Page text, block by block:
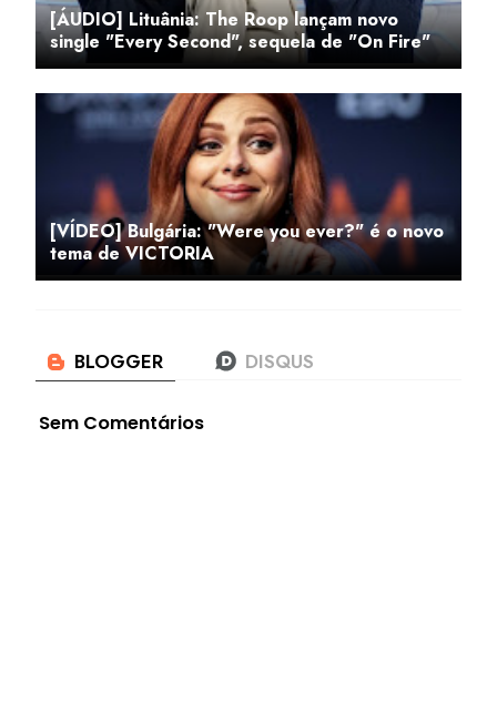
[ÁUDIO] Lituânia: The Roop lançam novo
single "Every Second", sequela de "On Fire"
[VÍDEO] Bulgária: "Were you ever?" é o novo
tema de VICTORIA
Sem Comentários